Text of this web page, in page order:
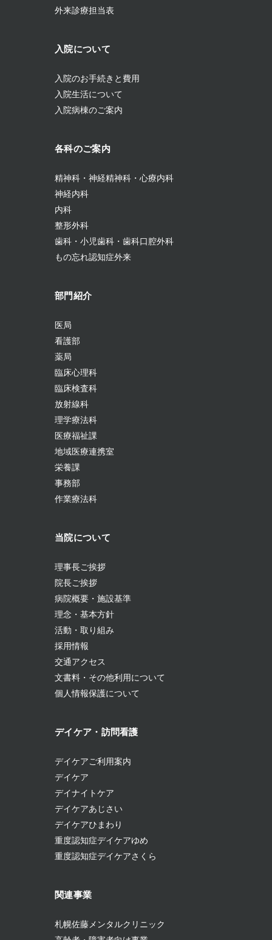
外来診療担当表
入院について
入院のお手続きと費用
入院生活について
入院病棟のご案内
各科のご案内
精神科・神経精神科・心療内科
神経内科
内科
整形外科
歯科・小児歯科・歯科口腔外科
もの忘れ認知症外来
部門紹介
医局
看護部
薬局
臨床心理科
臨床検査科
放射線科
理学療法科
医療福祉課
地域医療連携室
栄養課
事務部
作業療法科
当院について
理事長ご挨拶
院長ご挨拶
病院概要・施設基準
理念・基本方針
活動・取り組み
採用情報
交通アクセス
文書料・その他利用について
個人情報保護について
デイケア・訪問看護
デイケアご利用案内
デイケア
デイナイトケア
デイケアあじさい
デイケアひまわり
重度認知症デイケアゆめ
重度認知症デイケアさくら
関連事業
札幌佐藤メンタルクリニック